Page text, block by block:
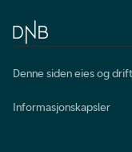
Denne siden eies og
Informasjonskapsler